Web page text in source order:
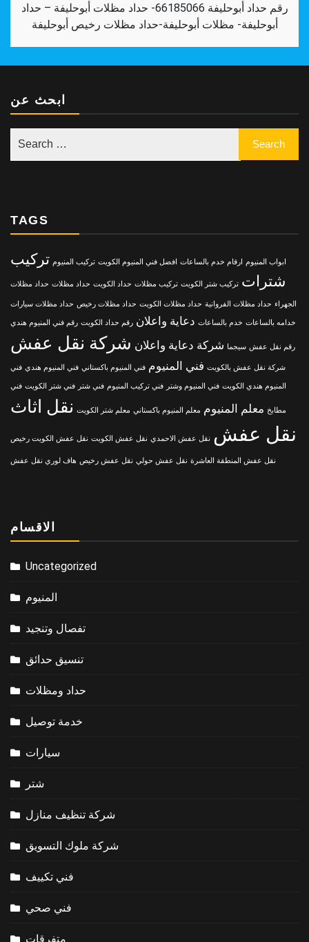
رقم حداد أبوحليفة 66185066- حداد مظلات أبوحليفة – حداد
أبوحليفة- مظلات أبوحليفة-حداد مظلات رخيص أبوحليفة
ابحث عن
TAGS
ابواب المنيوم ارقام خدم بالساعات افضل فني المنيوم الكويت تركيب المنيوم تركيب
شترات تركيب شتر الكويت تركيب مظلات حداد الكويت حداد مظلات حداد مظلات
الجهراء حداد مظلات الفروانية حداد مظلات الكويت حداد مظلات رخيص حداد مظلات سيارات
خدامه بالساعات خدم بالساعات دعاية واعلان رقم حداد الكويت رقم فني المنيوم هندي
رقم نقل عفش سيجما شركة دعاية واعلان شركة نقل عفش
شركة نقل عفش بالكويت فني المنيوم فني المنيوم باكستاني فني المنيوم هندي فني
المنيوم هندي الكويت فني المنيوم وشتر فني تركيب المنيوم فني شتر فني شتر الكويت فني
مطابخ معلم المنيوم معلم المنيوم باكستاني معلم شتر الكويت نقل اثاث
نقل عفش نقل عفش الاحمدي نقل عفش الكويت نقل عفش الكويت رخيص
نقل عفش المنطقة العاشرة نقل عفش حولي نقل عفش رخيص هاف لوري نقل عفش
الاقسام
Uncategorized
المنيوم
تفصال وتنجيد
تنسيق حدائق
حداد ومظلات
خدمة توصيل
سيارات
شتر
شركة تنظيف منازل
شركة ملوك التسويق
فني تكييف
فني صحي
متفرقات